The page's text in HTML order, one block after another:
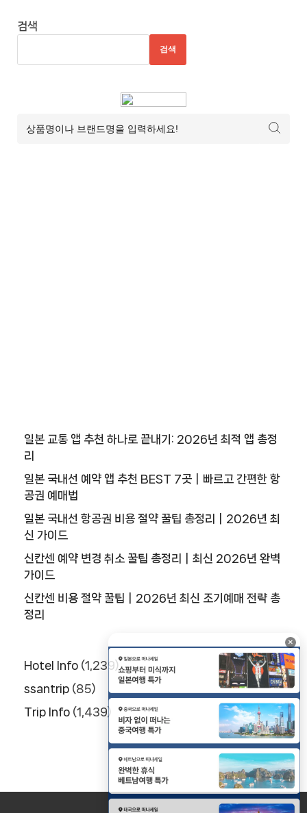
×
검색
검색
일본 교통 앱 추천 하나로 끝내기: 2026년 최적 앱 총정
리
일본 국내선 예약 앱 추천 BEST 7곳｜빠르고 간편한 항
공권 예매법
일본 국내선 항공권 비용 절약 꿀팁 총정리｜2026년 최
신 가이드
신칸센 예약 변경 취소 꿀팁 총정리｜최신 2026년 완벽
가이드
신칸센 비용 절약 꿀팁｜2026년 최신 조기예매 전략 총
정리
Hotel Info (1,239)
ssantrip (85)
Trip Info (1,439)